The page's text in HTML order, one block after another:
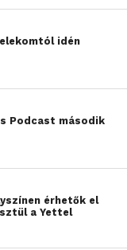
idén
Podcast második
érhetők el
a Yettel